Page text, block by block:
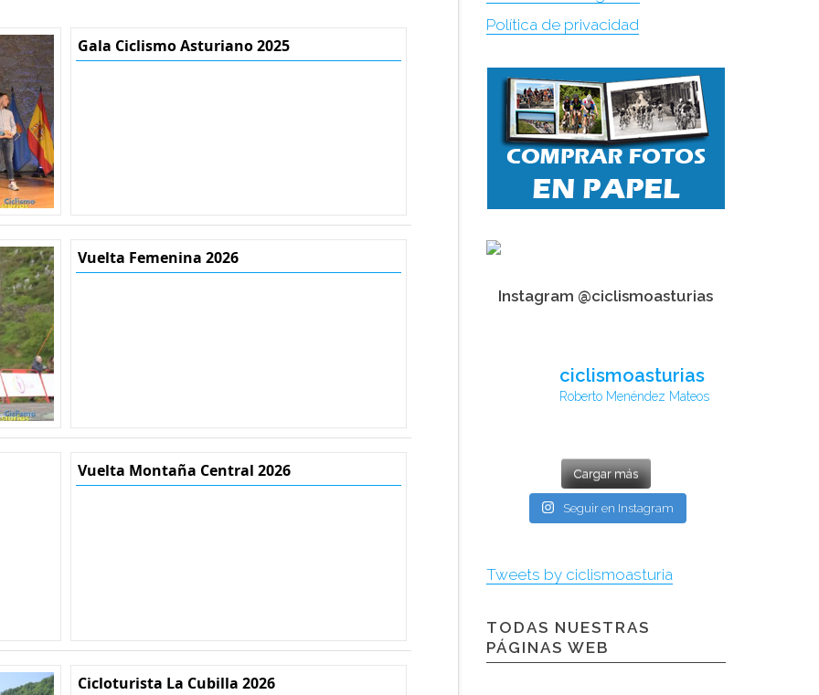
Gala Ciclismo Asturiano 2025
Vuelta Femenina 2026
Vuelta Montaña Central 2026
Cicloturista La Cubilla 2026
Política de privacidad
Instagram @ciclismoasturias
ciclismoasturias
Roberto Menéndez Mateos
Cargar más
Seguir en Instagram
Tweets by ciclismoasturia
TODAS NUESTRAS
PÁGINAS WEB